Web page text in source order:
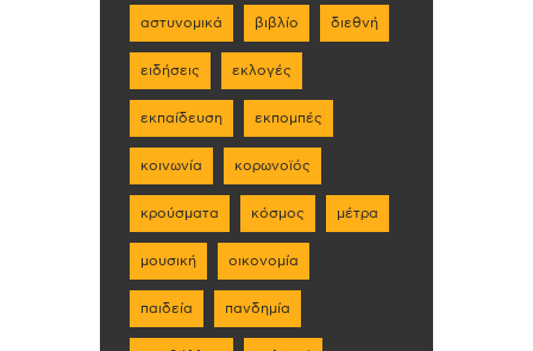
αστυνομικά βιβλίο διεθνή
ειδήσεις εκλογές
εκπαίδευση εκπομπές
κοινωνία κορωνοϊός
κρούσματα κόσμος μέτρα
μουσική οικονομία
παιδεία πανδημία